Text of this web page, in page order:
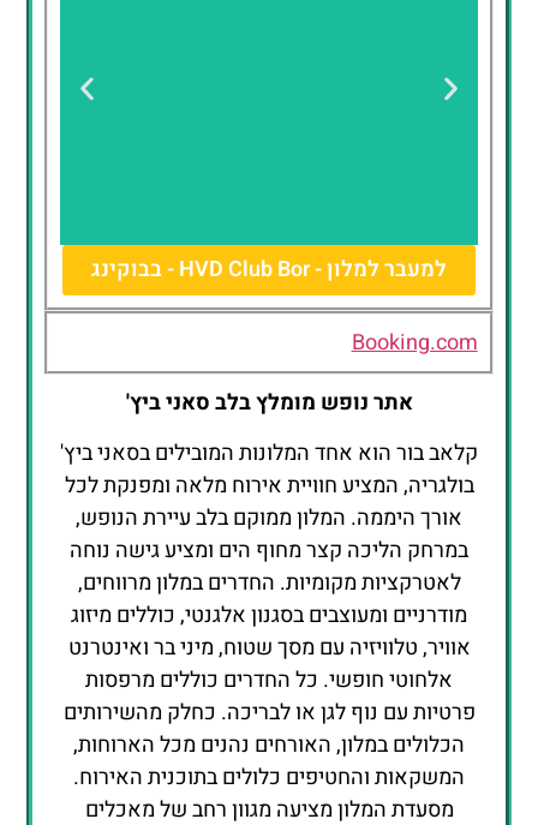
HVD
Club
Bor
למעבר למלון - HVD Club Bor - בבוקינג
Booking.com
אתר נופש מומלץ בלב סאני ביץ'
קלאב בור הוא אחד המלונות המובילים בסאני ביץ'
בולגריה, המציע חוויית אירוח מלאה ומפנקת לכל
אורך היממה. המלון ממוקם בלב עיירת הנופש,
במרחק הליכה קצר מחוף הים ומציע גישה נוחה
לאטרקציות מקומיות. החדרים במלון מרווחים,
מודרניים ומעוצבים בסגנון אלגנטי, כוללים מיזוג
אוויר, טלוויזיה עם מסך שטוח, מיני בר ואינטרנט
אלחוטי חופשי. כל החדרים כוללים מרפסות
פרטיות עם נוף לגן או לבריכה. כחלק מהשירותים
הכלולים במלון, האורחים נהנים מכל הארוחות,
המשקאות והחטיפים כלולים בתוכנית האירוח.
מסעדת המלון מציעה מגוון רחב של מאכלים